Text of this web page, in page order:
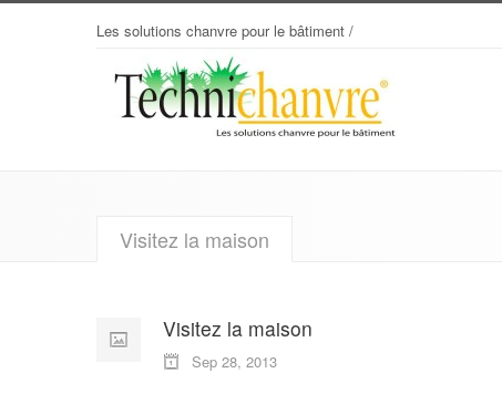
Les solutions chanvre pour le bâtiment /
Building solutions with hemp
Visitez la maison
Visitez la maison
Sep 28, 2013